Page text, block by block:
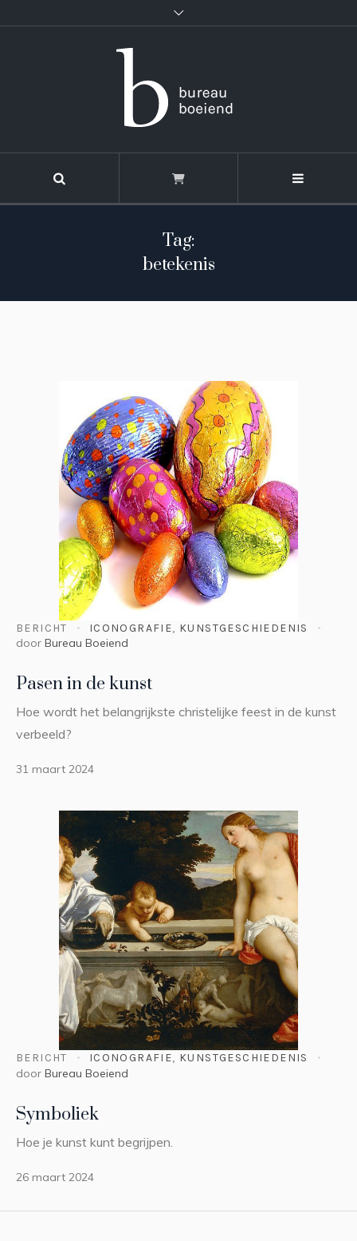
Tag:
betekenis
BERICHT ICONOGRAFIE, KUNSTGESCHIEDENIS
door Bureau Boeiend
Pasen in de kunst
Hoe wordt het belangrijkste christelijke feest in de kunst
verbeeld?
31 maart 2024
BERICHT ICONOGRAFIE, KUNSTGESCHIEDENIS
door Bureau Boeiend
Symboliek
Hoe je kunst kunt begrijpen.
26 maart 2024